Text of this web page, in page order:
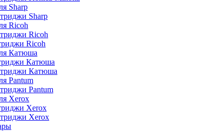
Sharp
Sharp
Ricoh
Ricoh
Ricoh
Катюша
Катюша
Катюша
Pantum
Pantum
Xerox
Xerox
Xerox